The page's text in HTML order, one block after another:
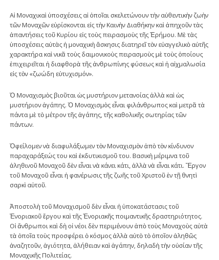
Αἱ Μοναχικαὶ ὑποσχέσεις αἱ ὁποῖαι σκελετώνουν τὴν αὐθεντικὴν ζωὴν
τῶν Μοναχῶν εὑρίσκονται εἰς τὴν Καινὴν Διαθήκην καὶ ἀπηχοῦν τὰς
ἀπαντήσεις τοῦ Κυρίου εἰς τοὺς πειρασμοὺς τῆς Ἐρήμου. Μὲ τὰς
ὑποσχέσεις αὐτὰς ἡ μοναχικὴ ἄσκησις διατηρεῖ τὸν εὐαγγελικὸ αὐτῆς
χαρακτήρα καὶ νικᾶ τοὺς δαιμονικοὺς πειρασμοὺς μὲ τοὺς ὁποίους
ἐπιχειρεῖται ἡ διαφθορὰ τῆς ἀνθρωπίνης φύσεως καὶ ἡ αἰχμαλωσία
εἰς τὸν «ζωώδη εὐτυχισμόν».
Ὁ Μοναχισμὸς βιοῦται ὡς μυστήριον μετανοίας ἀλλὰ καὶ ὡς
μυστήριον ἀγάπης. Ὁ Μοναχισμὸς εἶναι φιλάνθρωπος καὶ μετρᾶ τὰ
πάντα μὲ τὸ μέτρον τῆς ἀγάπης, τῆς καθολικῆς σωτηρίας τῶν
πάντων.
Ὀφείλομεν νὰ διαφυλάξωμεν τὸν Μοναχισμὸν ἀπὸ τὸν κίνδυνον
παραχαράξεώς του καὶ ἐκδυτικισμοῦ του. Βασικὴ μέριμνα τοῦ
ἀληθινοῦ Μοναχοῦ δὲν εἶναι νὰ κάνει κάτι, ἀλλὰ νὰ εἶναι κάτι. Ἔργον
τοῦ Μοναχοῦ εἶναι ἡ φανέρωσις τῆς ζωῆς τοῦ Χριστοῦ ἐν τῇ θνητὶ
σαρκὶ αὐτοῦ.
Ἀποστολὴ τοῦ Μοναχισμοῦ δὲν εἶναι ἡ ὑποκατάστασις τοῦ
Ἐνοριακοῦ ἔργου καὶ τῆς Ἐνοριακῆς ποιμαντικῆς δραστηριότητος.
Οἱ ἄνθρωποι καὶ δὴ οἱ νέοι δὲν περιμένουν ἀπὸ τοὺς Μοναχοὺς αὐτὰ
τὰ ὁποῖα τοὺς προσφέρει ὁ κόσμος ἀλλὰ αὐτὸ τὸ ὁποῖον ἀληθῶς
ἀναζητοῦν, ἁγιότητα, ἀλήθειαν καὶ ἀγάπην, δηλαδὴ τὴν οὐσίαν τῆς
Μοναχικῆς Πολιτείας.